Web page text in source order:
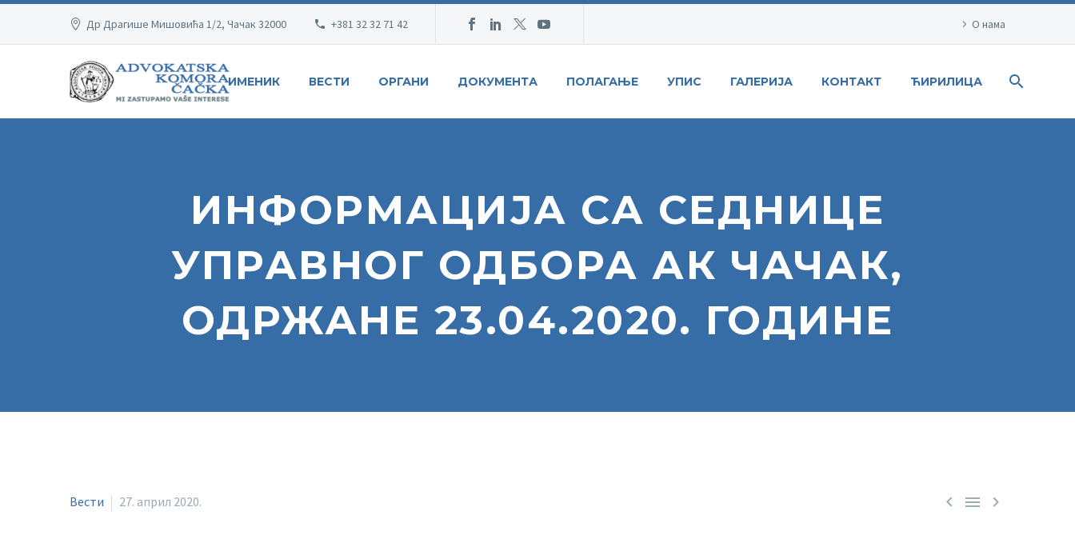
Др Драгише Мишовића 1/2, Чачак 32000 +381 32 32 71 42 О нама
ИМЕНИК ВЕСТИ ОРГАНИ ДОКУМЕНТА ПОЛАГАЊЕ УПИС ГАЛЕРИЈА КОНТАКТ ЋИРИЛИЦА
ИНФОРМАЦИЈА СА СЕДНИЦЕ
УПРАВНОГ ОДБОРА АК ЧАЧАК,
ОДРЖАНЕ 23.04.2020. ГОДИНЕ
  
Вести 27. април 2020.